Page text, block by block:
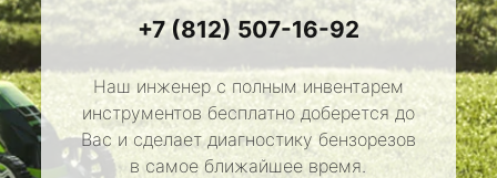
+7 (812) 507-16-92
Наш инженер с полным инвентарем
инструментов бесплатно доберется до
Вас и сделает диагностику бензорезов
в самое ближайшее время.